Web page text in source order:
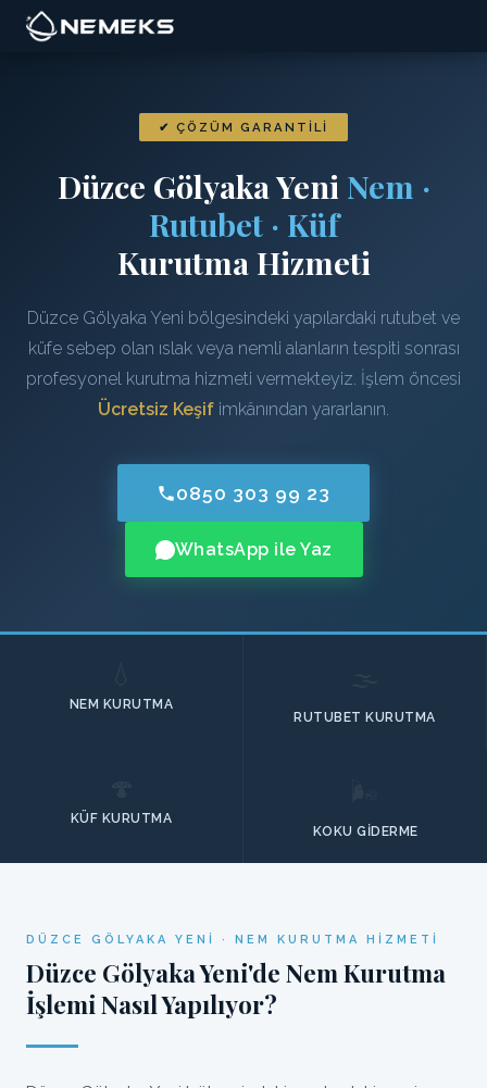
✔ ÇÖZÜM GARANTILI
Düzce Gölyaka Yeni Nem ·
Rutubet · Küf
Kurutma Hizmeti
Düzce Gölyaka Yeni bölgesindeki yapılardaki rutubet ve
küfe sebep olan ıslak veya nemli alanların tespiti sonrası
profesyonel kurutma hizmeti vermekteyiz. İşlem öncesi
Ücretsiz Keşif imkânından yararlanın.
0850 303 99 23
WhatsApp ile Yaz
NEM KURUTMA
RUTUBET KURUTMA
KÜF KURUTMA
KOKU GIDERME
DÜZCE GÖLYAKA YENI · NEM KURUTMA HIZMETI
Düzce Gölyaka Yeni'de Nem Kurutma
İşlemi Nasıl Yapılıyor?